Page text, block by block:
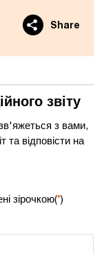
Share
звіту
з вами,
та відповісти на
зірочкою(*)